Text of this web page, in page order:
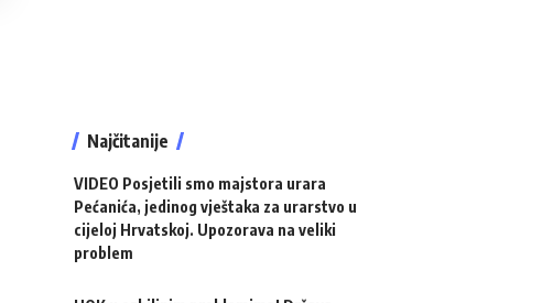
Najčitanije
VIDEO Posjetili smo majstora urara
Pećanića, jedinog vještaka za urarstvo u
cijeloj Hrvatskoj. Upozorava na veliki
problem